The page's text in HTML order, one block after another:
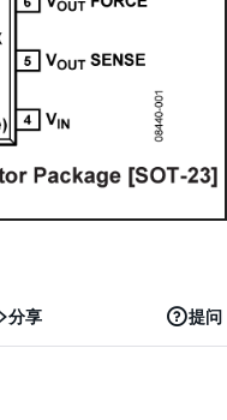
分享 提问